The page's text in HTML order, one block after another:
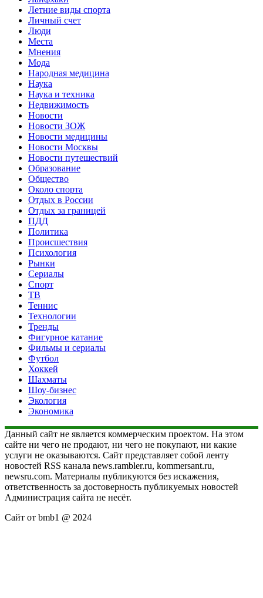
Летние виды спорта
Личный счет
Люди
Места
Мнения
Мода
Народная медицина
Наука
Наука и техника
Недвижимость
Новости
Новости ЗОЖ
Новости медицины
Новости Москвы
Новости путешествий
Образование
Общество
Около спорта
Отдых в России
Отдых за границей
ПДД
Политика
Происшествия
Психология
Рынки
Сериалы
Спорт
ТВ
Теннис
Технологии
Тренды
Фигурное катание
Фильмы и сериалы
Футбол
Хоккей
Шахматы
Шоу-бизнес
Экология
Экономика
Данный сайт не является коммерческим проектом. На этом
сайте ни чего не продают, ни чего не покупают, ни какие
услуги не оказываются. Сайт представляет собой ленту
новостей RSS канала news.rambler.ru, kommersant.ru,
newsru.com. Материалы публикуются без искажения,
ответственность за достоверность публикуемых новостей
Администрация сайта не несёт.
Сайт от bmb1 @ 2024